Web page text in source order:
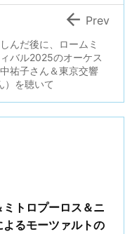
んだ後に、ロームミ
バル2025のオーケス
祐子さん＆東京交響
）を聴いて
 Prev
トロプーロス＆ニ
るモーツァルトの